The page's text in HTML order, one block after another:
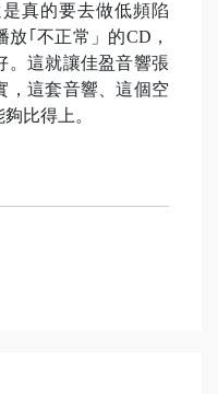
真的要去做低頻陷
｢不正常」的CD，
。這就讓佳盈音響張
，這套音響、這個空
比得上。